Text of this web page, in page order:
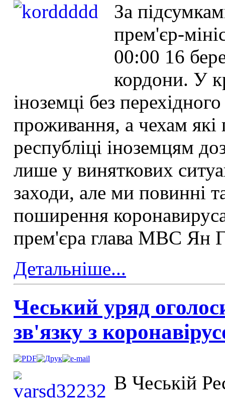
За
прем'єр-
00:00 16
кордони. У
іноземці без
проживання, а чехам
республіці іноземцям
лише у виняткових
заходи, але ми повинні
поширення
прем'єра глава МВС Ян
Детальніше...
Чеський уряд
зв'язку з
В Чеській